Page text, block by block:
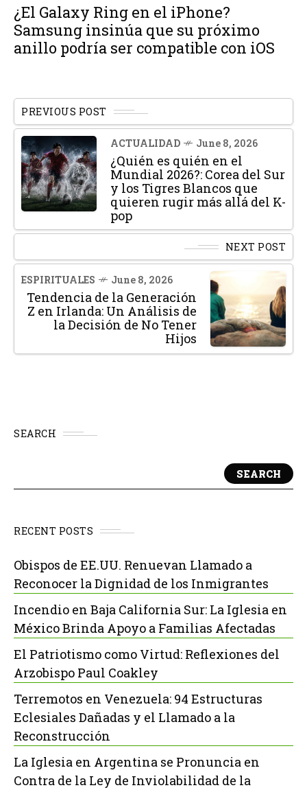
¿El Galaxy Ring en el iPhone?
Samsung insinúa que su próximo
anillo podría ser compatible con iOS
PREVIOUS POST
ACTUALIDAD June 8, 2026
¿Quién es quién en el
Mundial 2026?: Corea del Sur
y los Tigres Blancos que
quieren rugir más allá del K-
pop
NEXT POST
ESPIRITUALES June 8, 2026
Tendencia de la Generación
Z en Irlanda: Un Análisis de
la Decisión de No Tener
Hijos
SEARCH
SEARCH
RECENT POSTS
Obispos de EE.UU. Renuevan Llamado a
Reconocer la Dignidad de los Inmigrantes
Incendio en Baja California Sur: La Iglesia en
México Brinda Apoyo a Familias Afectadas
El Patriotismo como Virtud: Reflexiones del
Arzobispo Paul Coakley
Terremotos en Venezuela: 94 Estructuras
Eclesiales Dañadas y el Llamado a la
Reconstrucción
La Iglesia en Argentina se Pronuncia en
Contra de la Ley de Inviolabilidad de la